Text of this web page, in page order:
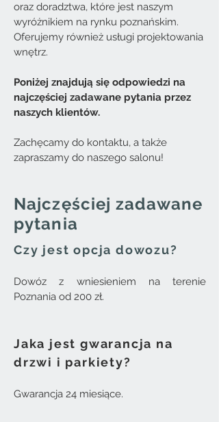
oraz doradztwa, które jest naszym
wyróżnikiem na rynku poznańskim.
Oferujemy również usługi projektowania
wnętrz.
Poniżej znajdują się odpowiedzi na
najczęściej zadawane pytania przez
naszych klientów.
Zachęcamy do kontaktu, a także
zapraszamy do naszego salonu!
Najczęściej zadawane
pytania
Czy jest opcja dowozu?
Dowóz z wniesieniem na terenie
Poznania od 200 zł.
Jaka jest gwarancja na
drzwi i parkiety?
Gwarancja 24 miesiące.